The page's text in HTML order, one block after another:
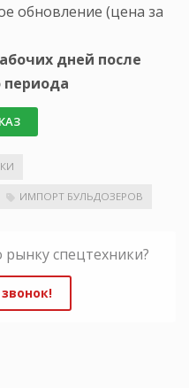
обновление (цена за
дней после
периода
ИМПОРТ БУЛЬДОЗЕРОВ
спецтехники?